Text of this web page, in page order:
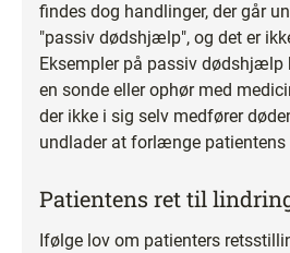
findes dog handlinger, der går
"passiv dødshjælp", og det er
Eksempler på passiv
en sonde eller ophør med
der ikke i sig selv medfører
undlader at forlænge patientens
Patientens ret til
Ifølge lov om patienters